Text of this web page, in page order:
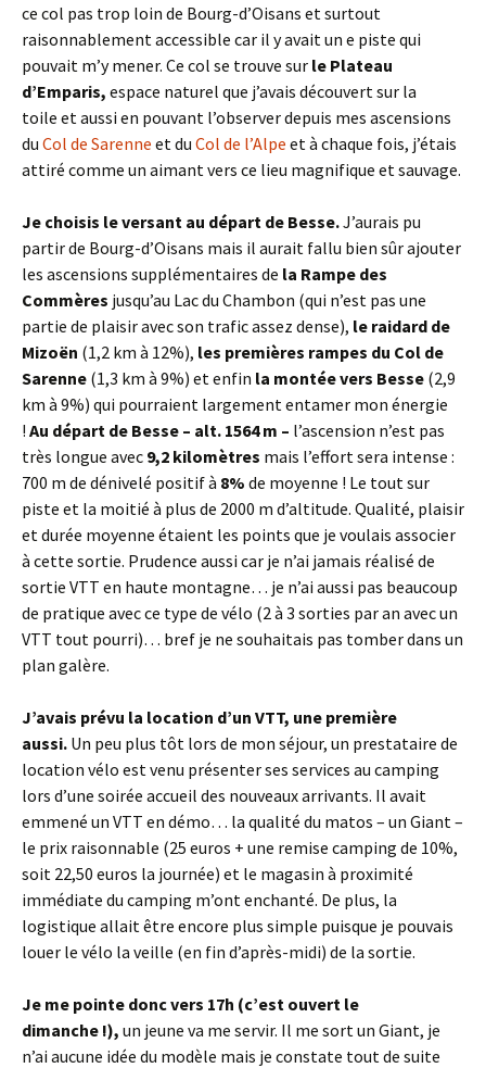
ce col pas trop loin de Bourg-d’Oisans et surtout
raisonnablement accessible car il y avait un e piste qui
pouvait m’y mener. Ce col se trouve sur le Plateau
d’Emparis, espace naturel que j’avais découvert sur la
toile et aussi en pouvant l’observer depuis mes ascensions
du Col de Sarenne et du Col de l’Alpe et à chaque fois, j’étais
attiré comme un aimant vers ce lieu magnifique et sauvage.
Je choisis le versant au départ de Besse.J’aurais pu
partir de Bourg-d’Oisans mais il aurait fallu bien sûr ajouter
les ascensions supplémentaires de la Rampe des
Commères jusqu’au Lac du Chambon (qui n’est pas une
partie de plaisir avec son trafic assez dense), le raidard de
Mizoën (1,2 km à 12%), les premières rampes du Col de
Sarenne (1,3 km à 9%) et enfin la montée vers Besse (2,9
km à 9%) qui pourraient largement entamer mon énergie
! Au départ de Besse – alt. 1564 m – l’ascension n’est pas
très longue avec 9,2 kilomètres mais l’effort sera intense :
700 m de dénivelé positif à 8% de moyenne ! Le tout sur
piste et la moitié à plus de 2000 m d’altitude. Qualité, plaisir
et durée moyenne étaient les points que je voulais associer
à cette sortie. Prudence aussi car je n’ai jamais réalisé de
sortie VTT en haute montagne… je n’ai aussi pas beaucoup
de pratique avec ce type de vélo (2 à 3 sorties par an avec un
VTT tout pourri)… bref je ne souhaitais pas tomber dans un
plan galère.
J’avais prévu la location d’un VTT, une première
aussi. Un peu plus tôt lors de mon séjour, un prestataire de
location vélo est venu présenter ses services au camping
lors d’une soirée accueil des nouveaux arrivants. Il avait
emmené un VTT en démo… la qualité du matos – un Giant –
le prix raisonnable (25 euros + une remise camping de 10%,
soit 22,50 euros la journée) et le magasin à proximité
immédiate du camping m’ont enchanté. De plus, la
logistique allait être encore plus simple puisque je pouvais
louer le vélo la veille (en fin d’après-midi) de la sortie.
Je me pointe donc vers 17h (c’est ouvert le
dimanche !), un jeune va me servir. Il me sort un Giant, je
n’ai aucune idée du modèle mais je constate tout de suite